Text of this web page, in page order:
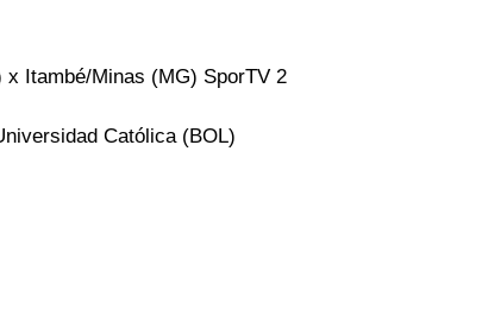
Itambé/Minas (MG) SporTV 2
Católica (BOL)